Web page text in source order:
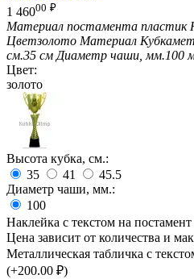
1 46000 ₽
Материал постамента пластик
Цветзолото Материал Кубка
см.35 см Диаметр чаши, мм.100
Цвет:
золото
Высота кубка, см.:
35
41
45.5
Диаметр чаши, мм.:
100
Наклейка с текстом на постамент
Цена зависит от количества и
Металлическая табличка с
(+200.00 ₽)